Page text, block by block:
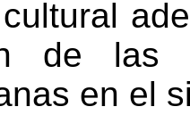
de las
en el